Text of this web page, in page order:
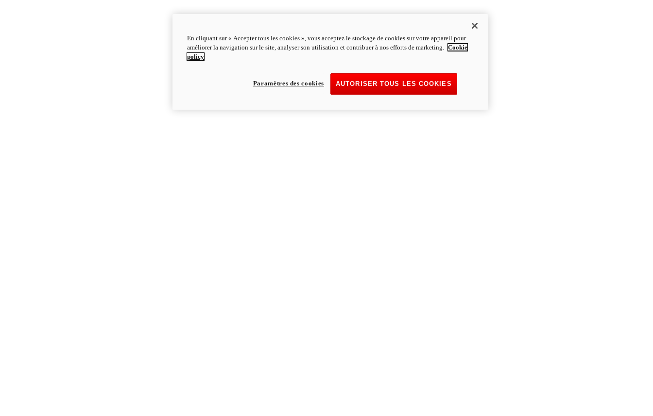
En cliquant sur « Accepter tous les cookies », vous acceptez le stockage de cookies sur votre appareil pour
améliorer la navigation sur le site, analyser son utilisation et contribuer à nos efforts de marketing. Cookie
policy
AUTORISER TOUS LES COOKIES
Paramètres des cookies